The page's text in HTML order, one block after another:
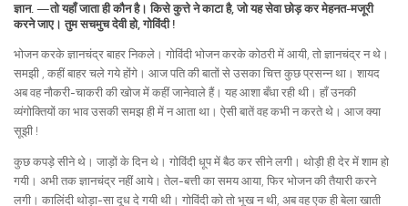
ज्ञान. —तो यहाँ जाता ही कौन है। किसे कुत्ते ने काटा है, जो यह सेवा छोड़ कर मेहनत-मजूरी
करने जाए। तुम सचमुच देवी हो, गोविंदी !
भोजन करके ज्ञानचंद्र बाहर निकले। गोविंदी भोजन करके कोठरी में आयी, तो ज्ञानचंद्र न थे।
समझी , कहीं बाहर चले गये होंगे। आज पति की बातों से उसका चित्त कुछ प्रसन्न था। शायद
अब वह नौकरी-चाकरी की खोज में कहीं जानेवाले हैं। यह आशा बँधा रही थी। हाँ उनकी
व्यंगोक्तियों का भाव उसकी समझ ही में न आता था। ऐसी बातें वह कभी न करते थे। आज क्या
सूझी !
कुछ कपड़े सीने थे। जाड़ों के दिन थे। गोविंदी धूप में बैठ कर सीने लगी। थोड़ी ही देर में शाम हो
गयी। अभी तक ज्ञानचंद्र नहीं आये। तेल-बत्ती का समय आया, फिर भोजन की तैयारी करने
लगी। कालिंदी थोड़ा-सा दूध दे गयी थी। गोविंदी को तो भूख न थी, अब वह एक ही बेला खाती